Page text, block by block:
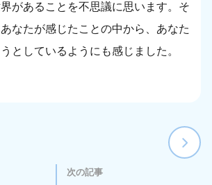
があることを不思議に思います。そ
なたが感じたことの中から、あなた
としているようにも感じました。
次の記事